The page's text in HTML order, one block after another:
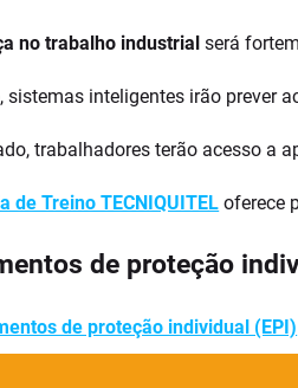
no trabalho industrial será
sistemas inteligentes irão prever
trabalhadores terão acesso a
de Treino TECNIQUITEL oferece
de proteção
de proteção individual (EPI)